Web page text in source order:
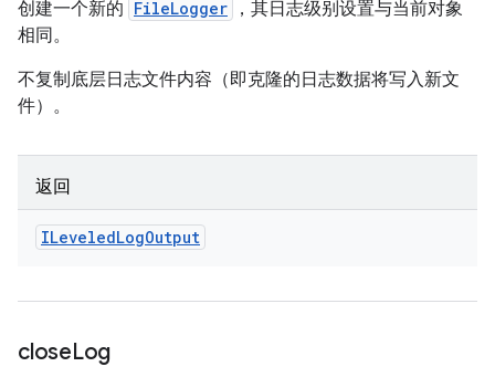
创建一个新的 FileLogger
，其日志级别设置与当前对象
相同。
不复制底层日志文件内容（即克隆的日志数据将写入新文
件）。
返回
ILeveledLogOutput
closeLog